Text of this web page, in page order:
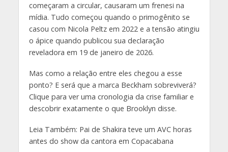
começaram a circular, causaram um frenesi na
mídia. Tudo começou quando o primogênito se
casou com Nicola Peltz em 2022 e a tensão atingiu
o ápice quando publicou sua declaração
reveladora em 19 de janeiro de 2026.
Mas como a relação entre eles chegou a esse
ponto? E será que a marca Beckham sobreviverá?
Clique para ver uma cronologia da crise familiar e
descobrir exatamente o que Brooklyn disse.
Leia Também: Pai de Shakira teve um AVC horas
antes do show da cantora em Copacabana